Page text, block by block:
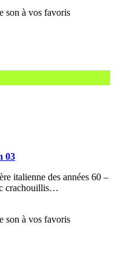
03
italienne des années 60 –
crachouillis…